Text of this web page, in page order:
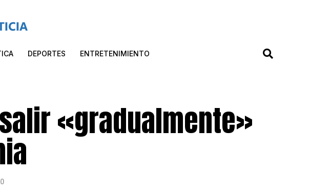
DEPORTES ENTRETENIMIENTO
«gradualmente»